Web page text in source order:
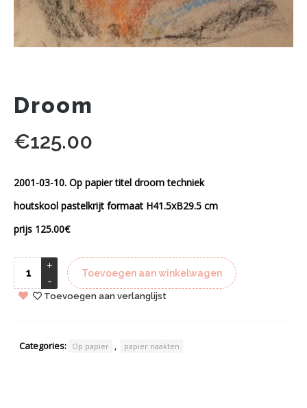
Droom
€125.00
2001-03-10. Op papier titel droom techniek
houtskool pastelkrijt formaat H41.5xB29.5 cm
prijs 125.00€
Toevoegen aan winkelwagen
Toevoegen aan verlanglijst
Categories: Op papier , papier naakten